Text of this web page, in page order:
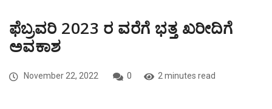
ಫೆಬ್ರವರಿ 2023 ರ ವರೆಗೆ ಭತ್ತ ಖರೀದಿಗೆ
ಅವಕಾಶ
November 22, 2022 0 2 minutes read